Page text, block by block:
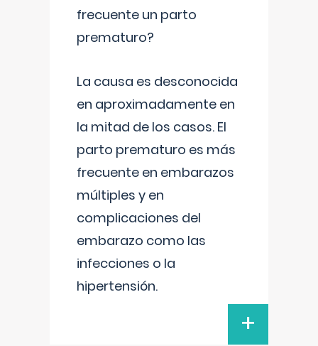
frecuente un parto
prematuro?
La causa es desconocida
en aproximadamente en
la mitad de los casos. El
parto prematuro es más
frecuente en embarazos
múltiples y en
complicaciones del
embarazo como las
infecciones o la
hipertensión.
+